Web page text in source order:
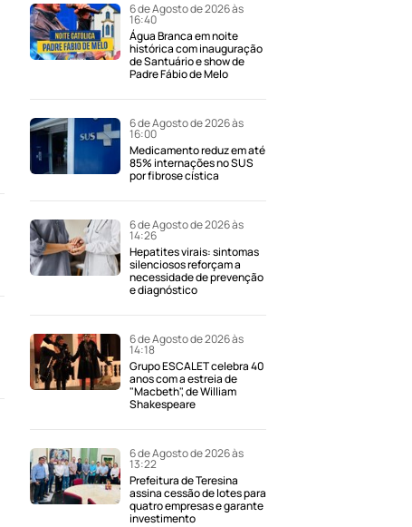
6 de Agosto de 2026 às
16:40
Água Branca em noite
histórica com inauguração
de Santuário e show de
Padre Fábio de Melo
6 de Agosto de 2026 às
16:00
Medicamento reduz em até
85% internações no SUS
por fibrose cística
6 de Agosto de 2026 às
14:26
Hepatites virais: sintomas
silenciosos reforçam a
necessidade de prevenção
e diagnóstico
6 de Agosto de 2026 às
14:18
Grupo ESCALET celebra 40
anos com a estreia de
"Macbeth", de William
Shakespeare
6 de Agosto de 2026 às
13:22
Prefeitura de Teresina
assina cessão de lotes para
quatro empresas e garante
investimento